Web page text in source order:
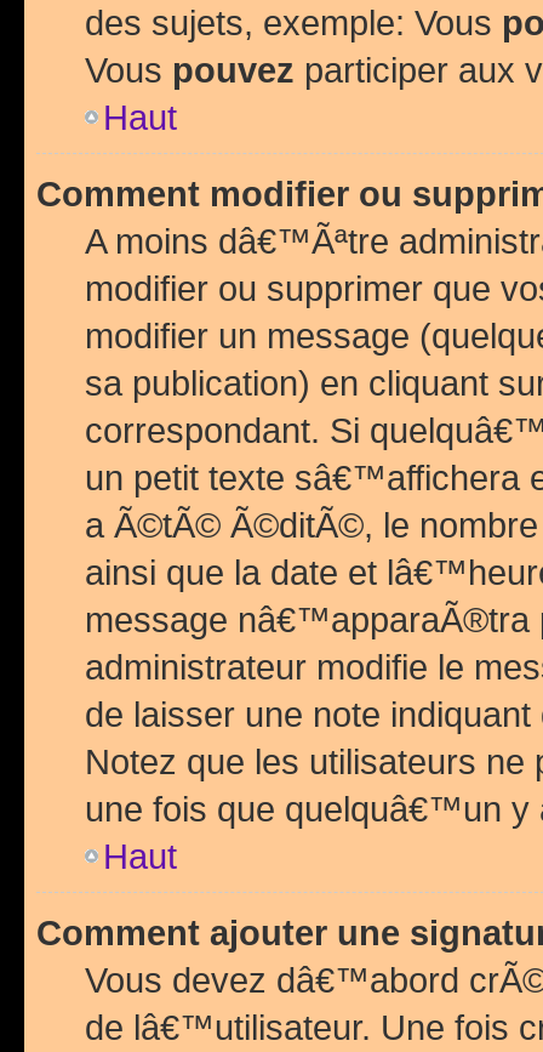
des sujets, exemple: Vous
Vous pouvez participer aux
Haut
Comment modifier ou
A moins dâ€™Ãªtre
modifier ou supprimer que
modifier un message
sa publication) en cliquant
correspondant. Si
un petit texte sâ€™affichera
a Ã©tÃ© Ã©ditÃ©, le
ainsi que la date et
message nâ€™apparaÃ®tra
administrateur modifie le
de laisser une note
Notez que les utilisateurs
une fois que quelquâ€™un y
Haut
Comment ajouter une
Vous devez dâ€™abord
de lâ€™utilisateur. Une fois